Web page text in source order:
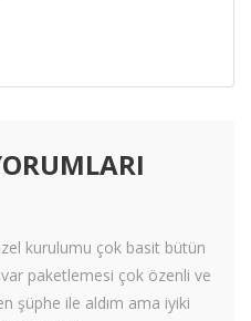
kurulumu çok basit bütün
paketlemesi çok özenli ve
şüphe ile aldım ama iyiki